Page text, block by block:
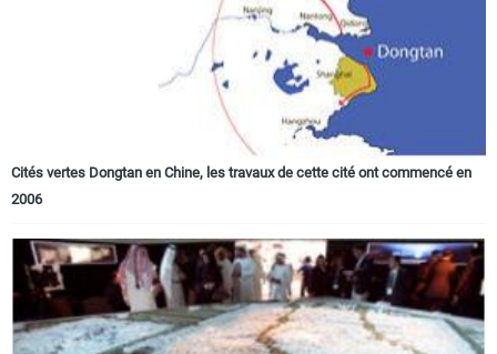
Cités vertes Dongtan en Chine, les travaux de cette cité ont commencé en
2006